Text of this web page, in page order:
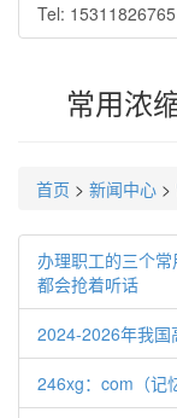
Tel: 15311826765
常用浓
首页 > 新闻中心 >
办理职工的三个
都会抢着听话
2024-2026年我国
246xg：com（记